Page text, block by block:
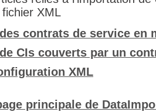
permissions
Portail Web
requêtes
XML
contrats de service en
CIs couverts par un
XML
principale de